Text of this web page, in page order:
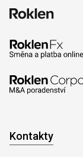
Kontakty